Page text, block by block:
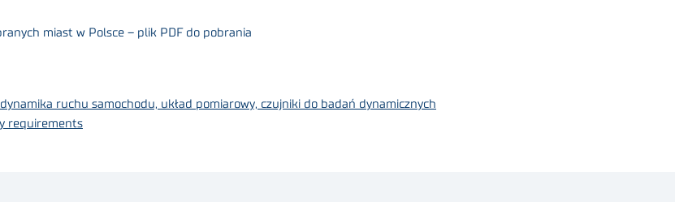
miast w Polsce – plik PDF do pobrania
ruchu samochodu, układ pomiarowy, czujniki do badań dynamicznych
requirements